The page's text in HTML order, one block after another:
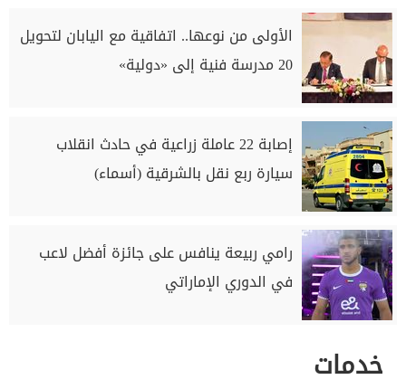
الأولى من نوعها.. اتفاقية مع اليابان لتحويل
20 مدرسة فنية إلى «دولية»
إصابة 22 عاملة زراعية في حادث انقلاب
سيارة ربع نقل بالشرقية (أسماء)
رامي ربيعة ينافس على جائزة أفضل لاعب
في الدوري الإماراتي
خدمات